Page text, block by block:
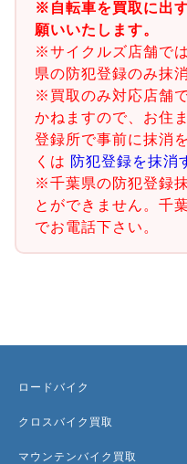
※自転車を買取に出
願いいたします。
※サイクルズ店舗で
県の防犯登録のみ抹
※買取のみ対応店舗
かねますので、お住
登録所で事前に抹消
くは 防犯登録を抹消
※千葉県の防犯登録
とができません。千
でお電話下さい。
ロードバイク
クロスバイク買取
マウンテンバイク買取